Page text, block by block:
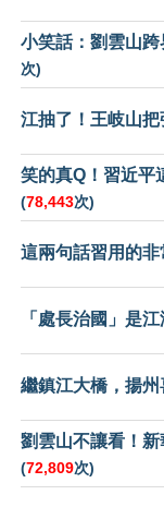
小笑話：劉雲山
次)
江抽了！王岐山
笑的真Q！習近平
(78,443次)
這兩句話習用的非
「處長治國」是
繼鎮江大橋，揚
劉雲山不讓看！
(72,809次)